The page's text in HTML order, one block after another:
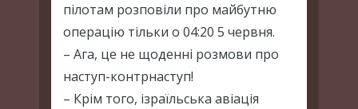
пілотам розповіли про майбутню
операцію тільки о 04:20 5 червня.
– Ага, це не щоденні розмови про
наступ-контрнаступ!
– Крім того, ізраїльська авіація